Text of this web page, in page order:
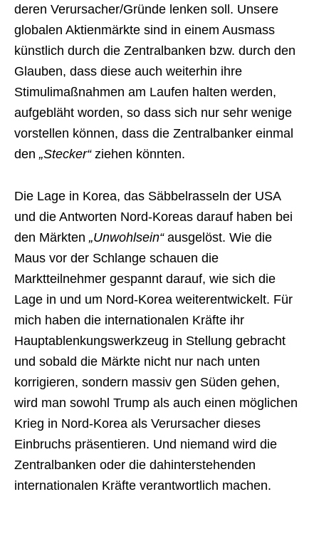
deren Verursacher/Gründe lenken soll. Unsere
globalen Aktienmärkte sind in einem Ausmass
künstlich durch die Zentralbanken bzw. durch den
Glauben, dass diese auch weiterhin ihre
Stimulimaßnahmen am Laufen halten werden,
aufgebläht worden, so dass sich nur sehr wenige
vorstellen können, dass die Zentralbanker einmal
den „Stecker“ziehen könnten.
Die Lage in Korea, das Säbbelrasseln der USA
und die Antworten Nord-Koreas darauf haben bei
den Märkten „Unwohlsein“ausgelöst. Wie die
Maus vor der Schlange schauen die
Marktteilnehmer gespannt darauf, wie sich die
Lage in und um Nord-Korea weiterentwickelt. Für
mich haben die internationalen Kräfte ihr
Hauptablenkungswerkzeug in Stellung gebracht
und sobald die Märkte nicht nur nach unten
korrigieren, sondern massiv gen Süden gehen,
wird man sowohl Trump als auch einen möglichen
Krieg in Nord-Korea als Verursacher dieses
Einbruchs präsentieren. Und niemand wird die
Zentralbanken oder die dahinterstehenden
internationalen Kräfte verantwortlich machen.